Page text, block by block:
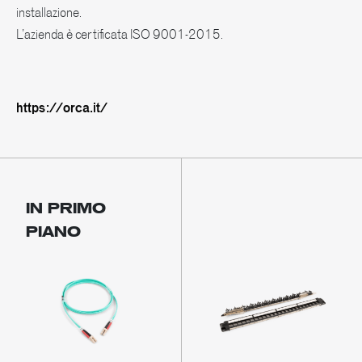
installazione.
L’azienda è certificata ISO 9001-2015.
https://orca.it/
IN PRIMO
PIANO